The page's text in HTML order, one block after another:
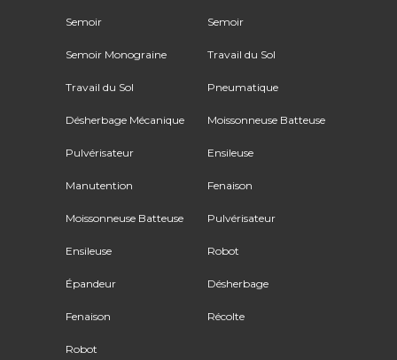
Semoir
Semoir Monograine
Travail du Sol
Désherbage Mécanique
Pulvérisateur
Manutention
Moissonneuse Batteuse
Ensileuse
Épandeur
Fenaison
Robot
Semoir
Travail du Sol
Pneumatique
Moissonneuse Batteuse
Ensileuse
Fenaison
Pulvérisateur
Robot
Désherbage
Récolte